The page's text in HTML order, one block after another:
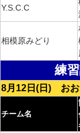
Y.S.C.C
相模原みどり
練
8月12日(日) おお
チーム名